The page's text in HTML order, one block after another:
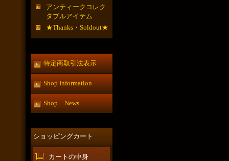
アンティークコレク
タブルアイテム
★Thanks・Soldout★
特定商取引法表示
Shop Information
Shop News
ショッピングカート
カートの中身